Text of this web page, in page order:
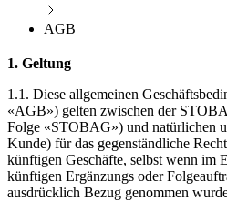
AGB
1. Geltung
1.1. Diese allgemeinen
«AGB») gelten zwischen der
Folge «STOBAG») und natürlichen
Kunde) für das gegenständliche
künftigen Geschäfte, selbst wenn im
künftigen Ergänzungs oder
ausdrücklich Bezug genommen